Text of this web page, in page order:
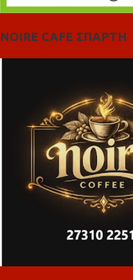
NOIRE CAFE ΣΠΑΡΤΗ